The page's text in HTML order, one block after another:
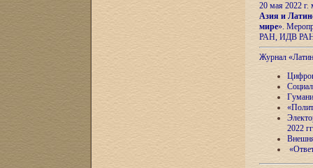
20 мая 2022
Азия и
мире».
РАН, ИДВ
Журнал
2022